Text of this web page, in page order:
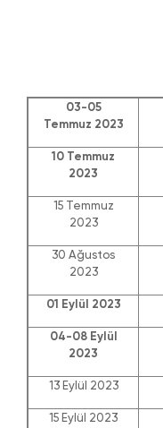
03-05
Temmuz 2023
10 Temmuz
2023
15 Temmuz
2023
30 Ağustos
2023
01 Eylül 2023
04-08 Eylül
2023
13 Eylül 2023
15 Eylül 2023